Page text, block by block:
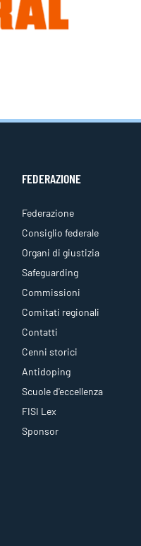
FEDERAZIONE
Federazione
Consiglio federale
Organi di giustizia
Safeguarding
Commissioni
Comitati regionali
Contatti
Cenni storici
Antidoping
Scuole d'eccellenza
FISI Lex
Sponsor